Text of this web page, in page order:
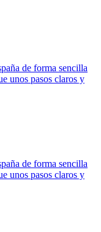
de forma sencilla
unos pasos claros y
de forma sencilla
unos pasos claros y